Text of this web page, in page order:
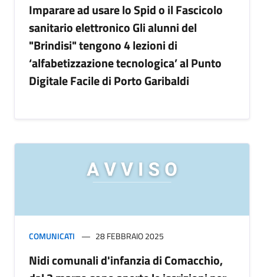
Imparare ad usare lo Spid o il Fascicolo
sanitario elettronico Gli alunni del
"Brindisi" tengono 4 lezioni di
‘alfabetizzazione tecnologica’ al Punto
Digitale Facile di Porto Garibaldi
COMUNICATI 28 FEBBRAIO 2025
Nidi comunali d'infanzia di Comacchio,